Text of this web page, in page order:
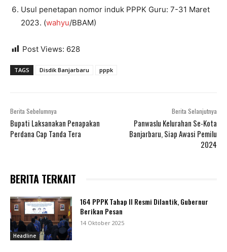
Usul penetapan nomor induk PPPK Guru: 7-31 Maret
2023. (wahyu/BBAM)
Post Views: 628
TAGS Disdik Banjarbaru pppk
Berita Sebelumnya
Bupati Laksanakan Penapakan
Perdana Cap Tanda Tera
Berita Selanjutnya
Panwaslu Kelurahan Se-Kota
Banjarbaru, Siap Awasi Pemilu
2024
BERITA TERKAIT
Headline
164 PPPK Tahap II Resmi Dilantik, Gubernur
Berikan Pesan
14 Oktober 2025